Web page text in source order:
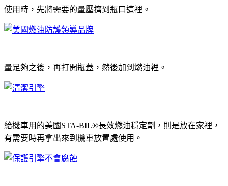
使用時，先將需要的量壓擠到瓶口這裡。
量足夠之後，再打開瓶蓋，然後加到燃油裡。
給機車用的美國STA-BIL®長效燃油穩定劑，則是放在家裡，
有需要時再拿出來到機車放置處使用。